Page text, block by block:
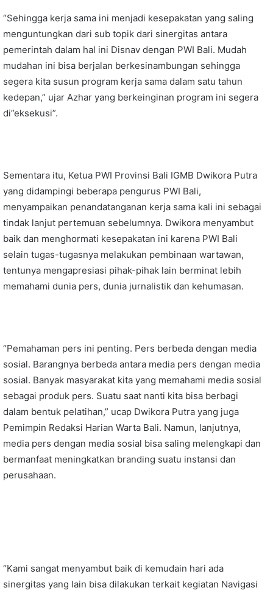
“Sehingga kerja sama ini menjadi kesepakatan yang saling
menguntungkan dari sub topik dari sinergitas antara
pemerintah dalam hal ini Disnav dengan PWI Bali. Mudah
mudahan ini bisa berjalan berkesinambungan sehingga
segera kita susun program kerja sama dalam satu tahun
kedepan,” ujar Azhar yang berkeinginan program ini segera
di”eksekusi”.
Sementara itu, Ketua PWI Provinsi Bali IGMB Dwikora Putra
yang didampingi beberapa pengurus PWI Bali,
menyampaikan penandatanganan kerja sama kali ini sebagai
tindak lanjut pertemuan sebelumnya. Dwikora menyambut
baik dan menghormati kesepakatan ini karena PWI Bali
selain tugas-tugasnya melakukan pembinaan wartawan,
tentunya mengapresiasi pihak-pihak lain berminat lebih
memahami dunia pers, dunia jurnalistik dan kehumasan.
“Pemahaman pers ini penting. Pers berbeda dengan media
sosial. Barangnya berbeda antara media pers dengan media
sosial. Banyak masyarakat kita yang memahami media sosial
sebagai produk pers. Suatu saat nanti kita bisa berbagi
dalam bentuk pelatihan,” ucap Dwikora Putra yang juga
Pemimpin Redaksi Harian Warta Bali. Namun, lanjutnya,
media pers dengan media sosial bisa saling melengkapi dan
bermanfaat meningkatkan branding suatu instansi dan
perusahaan.
“Kami sangat menyambut baik di kemudain hari ada
sinergitas yang lain bisa dilakukan terkait kegiatan Navigasi